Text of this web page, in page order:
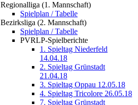
Regionalliga (1. Mannschaft)
Spielplan / Tabelle
Bezirksliga (2. Mannschaft)
Spielplan / Tabelle
PVRLP-Spielberichte
1. Spieltag Niederfeld
14.04.18
2. Spieltag Grünstadt
21.04.18
3. Spieltag Oppau 12.05.18
4. Spieltag Tricolore 26.05.18
7. Spieltag Grünstadt